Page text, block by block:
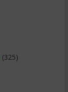
(325)